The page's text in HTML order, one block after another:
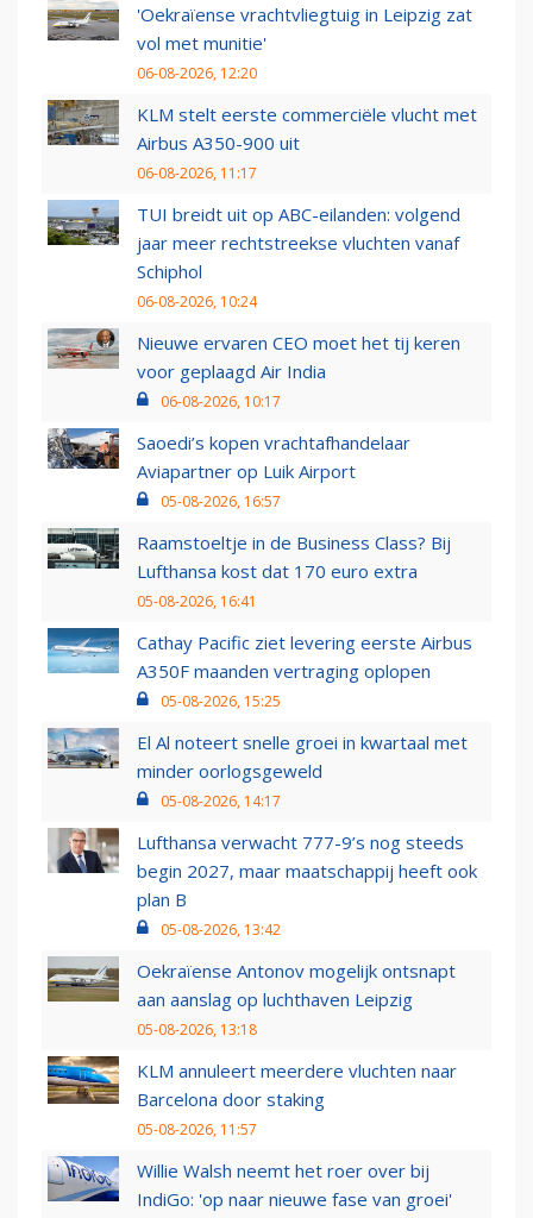
'Oekraïense vrachtvliegtuig in Leipzig zat
vol met munitie'
06-08-2026, 12:20
KLM stelt eerste commerciële vlucht met
Airbus A350-900 uit
06-08-2026, 11:17
TUI breidt uit op ABC-eilanden: volgend
jaar meer rechtstreekse vluchten vanaf
Schiphol
06-08-2026, 10:24
Nieuwe ervaren CEO moet het tij keren
voor geplaagd Air India
06-08-2026, 10:17
Saoedi’s kopen vrachtafhandelaar
Aviapartner op Luik Airport
05-08-2026, 16:57
Raamstoeltje in de Business Class? Bij
Lufthansa kost dat 170 euro extra
05-08-2026, 16:41
Cathay Pacific ziet levering eerste Airbus
A350F maanden vertraging oplopen
05-08-2026, 15:25
El Al noteert snelle groei in kwartaal met
minder oorlogsgeweld
05-08-2026, 14:17
Lufthansa verwacht 777-9’s nog steeds
begin 2027, maar maatschappij heeft ook
plan B
05-08-2026, 13:42
Oekraïense Antonov mogelijk ontsnapt
aan aanslag op luchthaven Leipzig
05-08-2026, 13:18
KLM annuleert meerdere vluchten naar
Barcelona door staking
05-08-2026, 11:57
Willie Walsh neemt het roer over bij
IndiGo: 'op naar nieuwe fase van groei'